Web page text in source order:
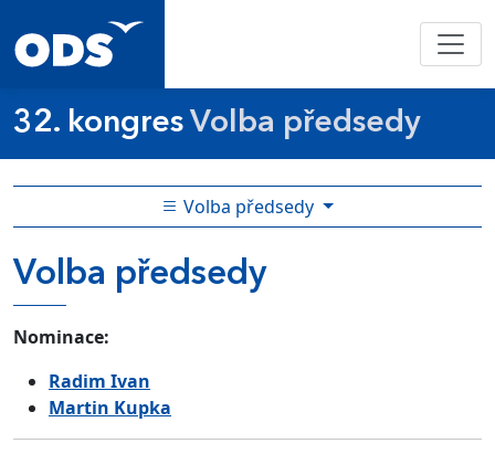
32. kongres Volba předsedy
Volba předsedy
Volba předsedy
Nominace:
Radim Ivan
Martin Kupka